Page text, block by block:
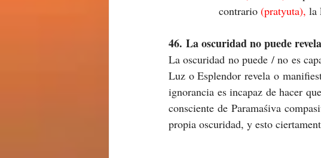
contrario (pratyuta), la
46. La oscuridad no puede
La oscuridad no puede / no es
Luz o Esplendor revela o
ignorancia es incapaz de hacer
consciente de Paramaśiva
propia oscuridad, y esto